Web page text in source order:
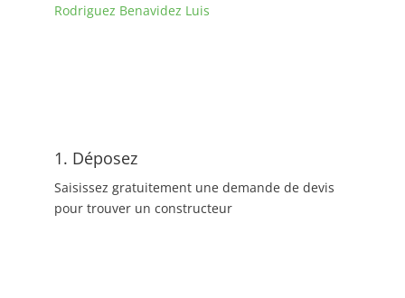
Rodriguez Benavidez Luis
1. Déposez
Saisissez gratuitement une demande de devis
pour trouver un constructeur